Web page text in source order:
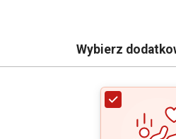
Wybierz